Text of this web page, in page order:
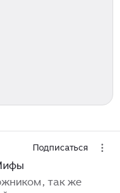
Подписаться
так же